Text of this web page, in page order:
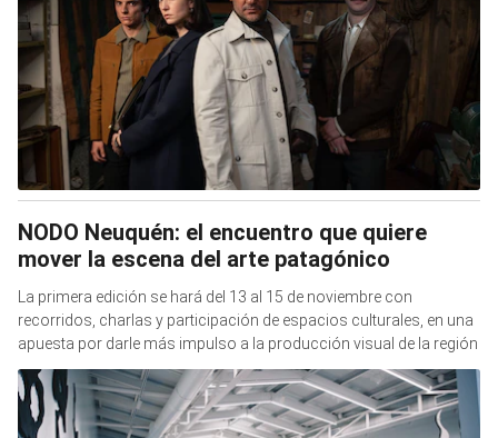
NODO Neuquén: el encuentro que quiere
mover la escena del arte patagónico
La primera edición se hará del 13 al 15 de noviembre con
recorridos, charlas y participación de espacios culturales, en una
apuesta por darle más impulso a la producción visual de la región